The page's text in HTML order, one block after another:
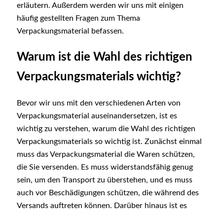
erläutern. Außerdem werden wir uns mit einigen
häufig gestellten Fragen zum Thema
Verpackungsmaterial befassen.
Warum ist die Wahl des richtigen
Verpackungsmaterials wichtig?
Bevor wir uns mit den verschiedenen Arten von
Verpackungsmaterial auseinandersetzen, ist es
wichtig zu verstehen, warum die Wahl des richtigen
Verpackungsmaterials so wichtig ist. Zunächst einmal
muss das Verpackungsmaterial die Waren schützen,
die Sie versenden. Es muss widerstandsfähig genug
sein, um den Transport zu überstehen, und es muss
auch vor Beschädigungen schützen, die während des
Versands auftreten können. Darüber hinaus ist es